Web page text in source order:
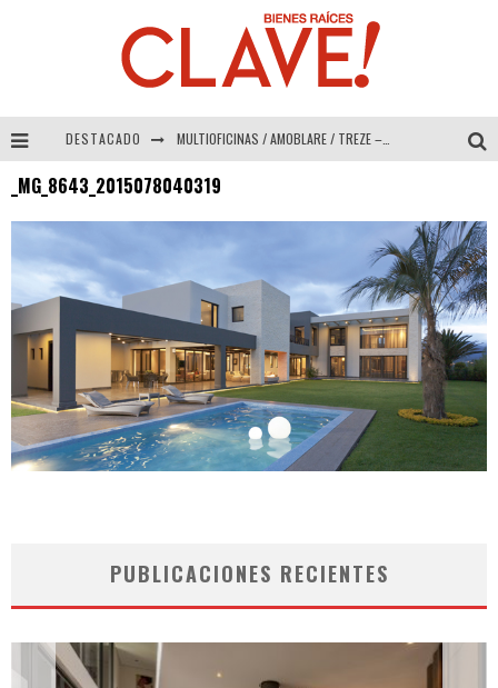
DESTACADO MULTIOFICINAS / AMOBLARE / TREZE – Especial Interiorismo & Decoración 2026
COLINEAL – Especial Interiorismo & Decoración 2026
ADRIANA HOYOS DESIGN STUDIO – Especial Interiorismo & Decoración 2026
_MG_8643_2015078040319
PUBLICACIONES RECIENTES